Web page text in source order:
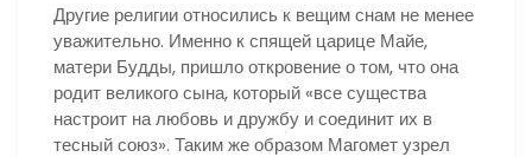
Другие религии относились к вещим снам не менее
уважительно. Именно к спящей царице Майе,
матери Будды, пришло откровение о том, что она
родит великого сына, который «все существа
настроит на любовь и дружбу и соединит их в
тесный союз». Таким же образом Магомет узрел